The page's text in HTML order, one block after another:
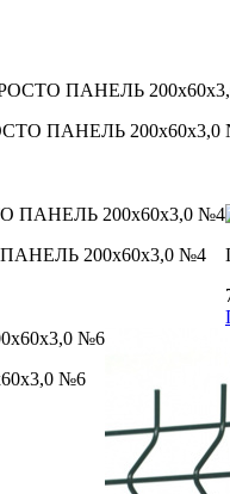
ПАНЕЛЬ 200х60х3,0
ПАНЕЛЬ 200х60х3,0 №4
№6